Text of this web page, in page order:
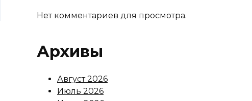
Нет комментариев для просмотра.
Архивы
Август 2026
Июль 2026